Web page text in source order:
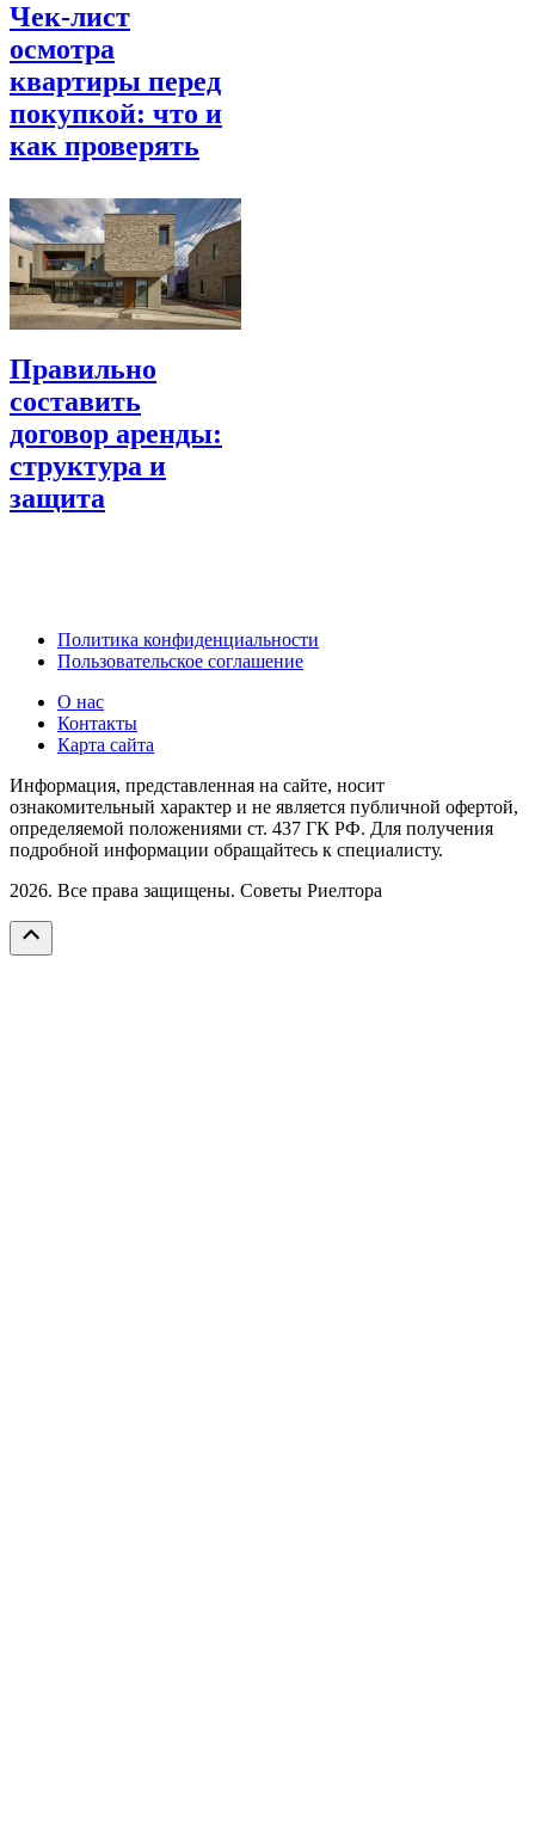
Чек‑лист
осмотра
квартиры перед
покупкой: что и
как проверять
Правильно
составить
договор аренды:
структура и
защита
Политика конфиденциальности
Пользовательское соглашение
О нас
Контакты
Карта сайта
Информация, представленная на сайте, носит
ознакомительный характер и не является публичной офертой,
определяемой положениями ст. 437 ГК РФ. Для получения
подробной информации обращайтесь к специалисту.
2026. Все права защищены. Советы Риелтора